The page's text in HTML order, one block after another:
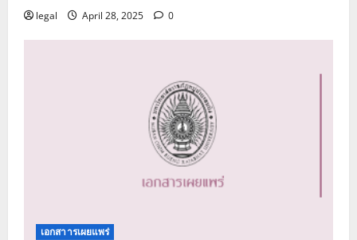
legal April 28, 2025 0
เอกสาารเผยแพร่